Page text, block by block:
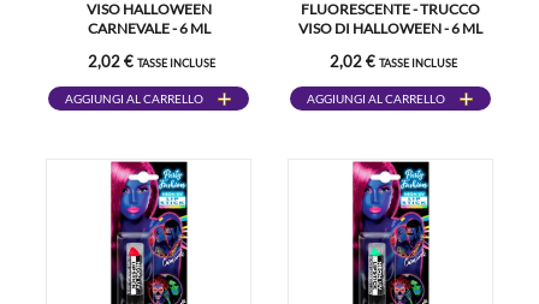
VISO HALLOWEEN
CARNEVALE - 6 ML
2,02 € TASSE INCLUSE
AGGIUNGI AL CARRELLO
FLUORESCENTE - TRUCCO
VISO DI HALLOWEEN - 6 ML
2,02 € TASSE INCLUSE
AGGIUNGI AL CARRELLO